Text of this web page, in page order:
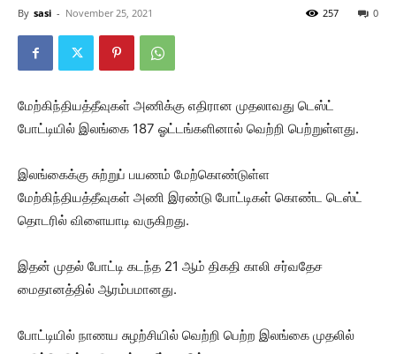
By sasi - November 25, 2021 0
257
மேற்கிந்தியத்தீவுகள் அணிக்கு எதிரான முதலாவது டெஸ்ட்
போட்டியில் இலங்கை 187 ஓட்டங்களினால் வெற்றி பெற்றுள்ளது.
இலங்கைக்கு சுற்றுப் பயணம் மேற்கொண்டுள்ள
மேற்கிந்தியத்தீவுகள் அணி இரண்டு போட்டிகள் கொண்ட டெஸ்ட்
தொடரில் விளையாடி வருகிறது.
இதன் முதல் போட்டி கடந்த 21 ஆம் திகதி காலி சர்வதேச
மைதானத்தில் ஆரம்பமானது.
போட்டியில் நாணய சுழற்சியில் வெற்றி பெற்ற இலங்கை முதலில்